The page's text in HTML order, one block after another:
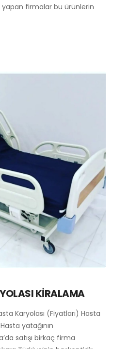
yapan firmalar bu ürünlerin
KİRALAMA
Karyolası (Fiyatları) Hasta
yatağının
satışı birkaç firma